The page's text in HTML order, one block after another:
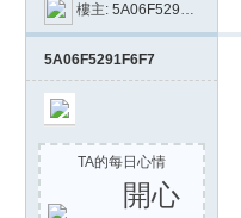
» ›
樓主: 5A06F5291F6F7
5A06F5291F6F7
TA的每日心情
開心